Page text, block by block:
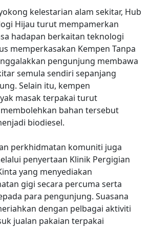
kelestarian alam sekitar, Hub
Hijau turut mempamerkan
hadapan berkaitan teknologi
memperkasakan Kempen Tanpa
pengunjung membawa
semula sendiri sepanjang
Selain itu, kempen
masak terpakai turut
bahan tersebut
biodiesel.
perkhidmatan komuniti juga
penyertaan Klinik Pergigian
yang menyediakan
gigi secara percuma serta
para pengunjung. Suasana
dengan pelbagai aktiviti
jualan pakaian terpakai